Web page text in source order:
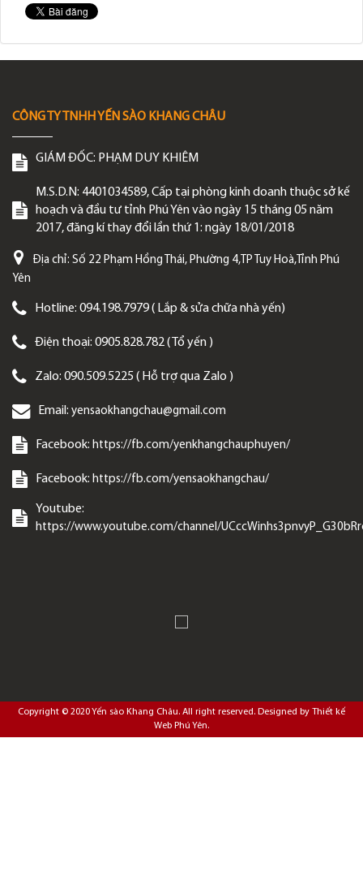
CÔNG TY TNHH YẾN SÀO KHANG CHÂU
GIÁM ĐỐC: PHẠM DUY KHIÊM
M.S.D.N: 4401034589, Cấp tại phòng kinh doanh thuộc sở kế
hoạch và đầu tư tỉnh Phú Yên vào ngày 15 tháng 05 năm
2017, đăng kí thay đổi lần thứ 1: ngày 18/01/2018
Địa chỉ: Số 22 Phạm Hồng Thái, Phường 4,TP Tuy Hoà,Tỉnh Phú
Yên
Hotline: 094.198.7979 ( Lắp & sửa chữa nhà yến)
Điện thoại: 0905.828.782 ( Tổ yến )
Zalo: 090.509.5225 ( Hỗ trợ qua Zalo )
Email: yensaokhangchau@gmail.com
Facebook: https://fb.com/yenkhangchauphuyen/
Facebook: https://fb.com/yensaokhangchau/
Youtube:
https://www.youtube.com/channel/
Copyright © 2020 Yến sào Khang Châu. All right reserved. Designed by Thiết kế
Web Phú Yên.